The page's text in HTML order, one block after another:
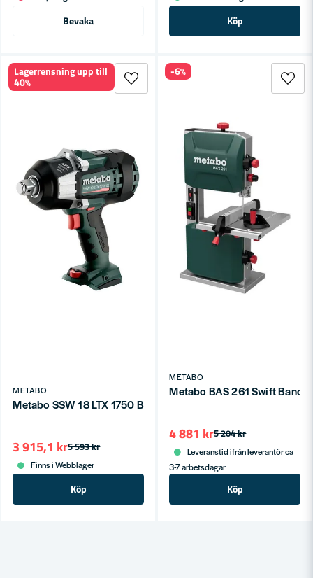
Bevaka Köp
METABO
Metabo SSW 18 LTX 1750 BL Batteridriven Mutterdragare 18V
5 593 kr
3 915,1 kr
Finns i Webblager
Köp
Lagerrensning upp till
40%
METABO
Metabo BAS 261 Swift
5 204 kr
4 881 kr
Leveranstid ifrån leverantör ca
3-7 arbetsdagar
Köp
-6%